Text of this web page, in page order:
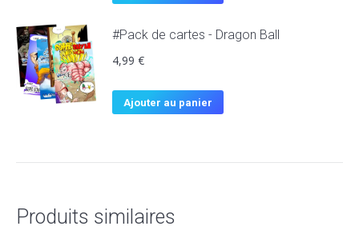
#Pack de cartes - Dragon Ball
4,99 €
Ajouter au panier
Produits similaires